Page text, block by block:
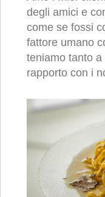
degli amici e
come se fossi
fattore umano
teniamo tanto
rapporto con i